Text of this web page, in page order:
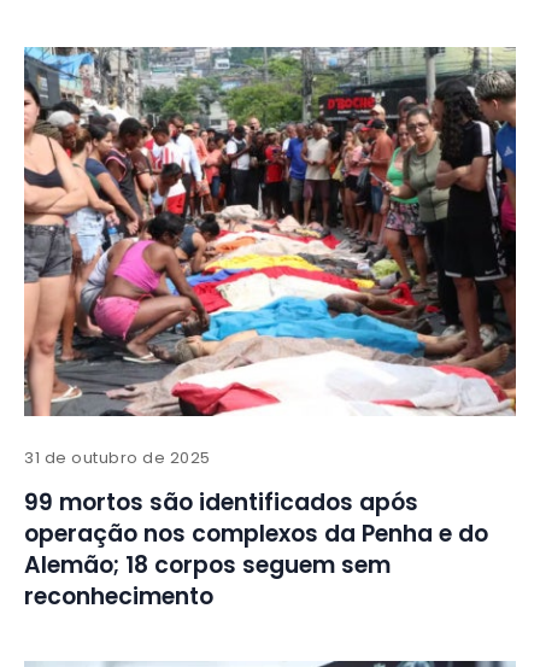
31 de outubro de 2025
99 mortos são identificados após
operação nos complexos da Penha e do
Alemão; 18 corpos seguem sem
reconhecimento